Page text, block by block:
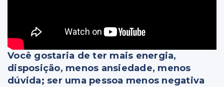
Você gostaria de ter mais energia,
disposição, menos ansiedade, menos
dúvida; ser uma pessoa menos negativa